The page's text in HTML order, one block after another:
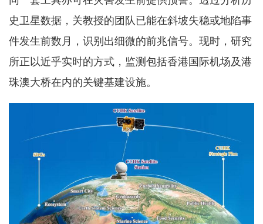
史卫星数据，关教授的团队已能在斜坡失稳或地陷事
件发生前数月，识别出细微的前兆信号。现时，研究
所正以近乎实时的方式，监测包括香港国际机场及港
珠澳大桥在内的关键基建设施。